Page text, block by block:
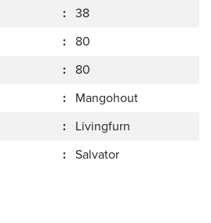
: 38
: 80
: 80
: Mangohout
: Livingfurn
: Salvator